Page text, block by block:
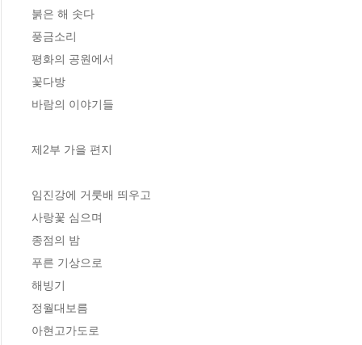
붉은 해 솟다
풍금소리
평화의 공원에서
꽃다방
바람의 이야기들
제2부 가을 편지
임진강에 거룻배 띄우고
사랑꽃 심으며
종점의 밤
푸른 기상으로
해빙기
정월대보름
아현고가도로